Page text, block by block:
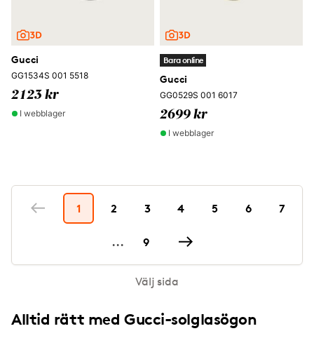
Gucci
GG1534S 001 5518
2123 kr
I webblager
Bara online
Gucci
GG0529S 001 6017
2699 kr
I webblager
1 2 3 4 5 6 7
... 9
Välj sida
Alltid rätt med Gucci-solglasögon